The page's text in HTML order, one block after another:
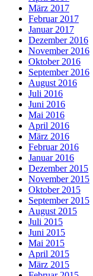
März 2017
Februar 2017
Januar 2017
Dezember 2016
November 2016
Oktober 2016
September 2016
August 2016
Juli 2016
Juni 2016
Mai 2016
April 2016
März 2016
Februar 2016
Januar 2016
Dezember 2015
November 2015
Oktober 2015
September 2015
August 2015
Juli 2015
Juni 2015
Mai 2015
April 2015
März 2015